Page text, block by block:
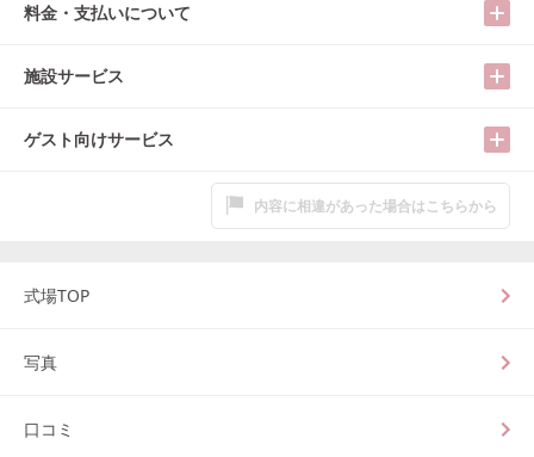
料金・支払いについて
施設サービス
ゲスト向けサービス
内容に相違があった場合はこちらから
式場TOP
写真
口コミ